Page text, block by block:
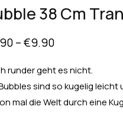
38 Cm
–€9.90
runder geht es nicht.
sind so kugelig
mal die Welt durch eine